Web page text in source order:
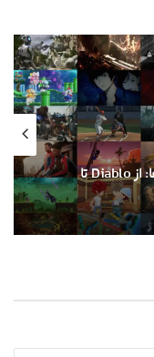
10 بازی برتر سال 2023 از نگاه بنچفا: از Diablo تا